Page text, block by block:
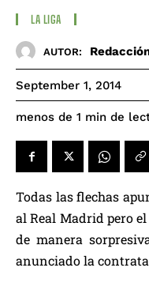
LA LIGA
AUTOR:
September 1, 2014
menos de 1 min de
Todas las flechas
al Real Madrid pero
de manera
anunciado la